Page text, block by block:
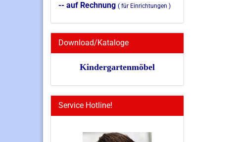
-- auf Rechnung ( für Einrichtungen )
Download/Kataloge
Kindergartenmöbel
Service Hotline!